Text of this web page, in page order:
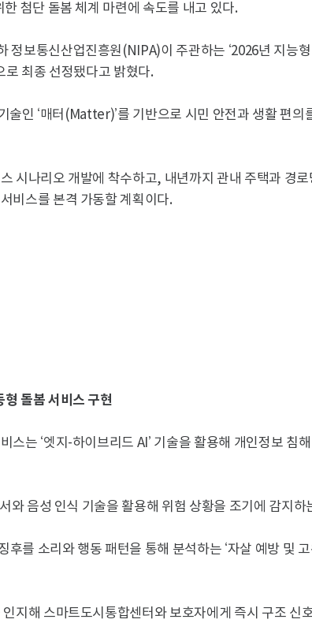
첨단 돌봄 체계 마련에 속도를 내고 있다.
정보통신산업진흥원(NIPA)이 주관하는 ‘2026년 지능
로 최종 선정됐다고 밝혔다.
술인 ‘매터(Matter)’를 기반으로 시민 안전과 생활 편의
시나리오 개발에 착수하고, 내년까지 관내 주택과 경로
비스를 본격 가동할 계획이다.
돌봄 서비스 구현
스는 ‘엣지-하이브리드 AI’ 기술을 활용해 개인정보 침
와 음성 인식 기술을 활용해 위험 상황을 조기에 감지하
를 소리와 행동 패턴을 통해 분석하는 ‘자살 예방 및 고
지해 스마트도시통합센터와 보호자에게 즉시 구조 신